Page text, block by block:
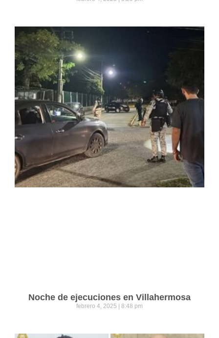
Noche de ejecuciones en Villahermosa
febrero 4, 2025 8:48 pm